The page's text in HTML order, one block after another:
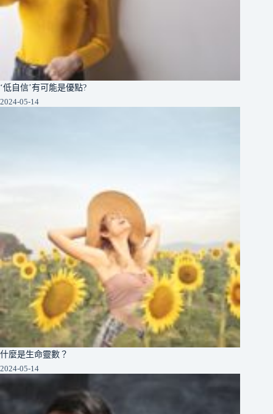
‘低自信’有可能是優點?
2024-05-14
什麼是生命靈數？
2024-05-14